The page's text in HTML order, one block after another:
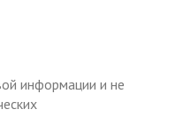
информации и не